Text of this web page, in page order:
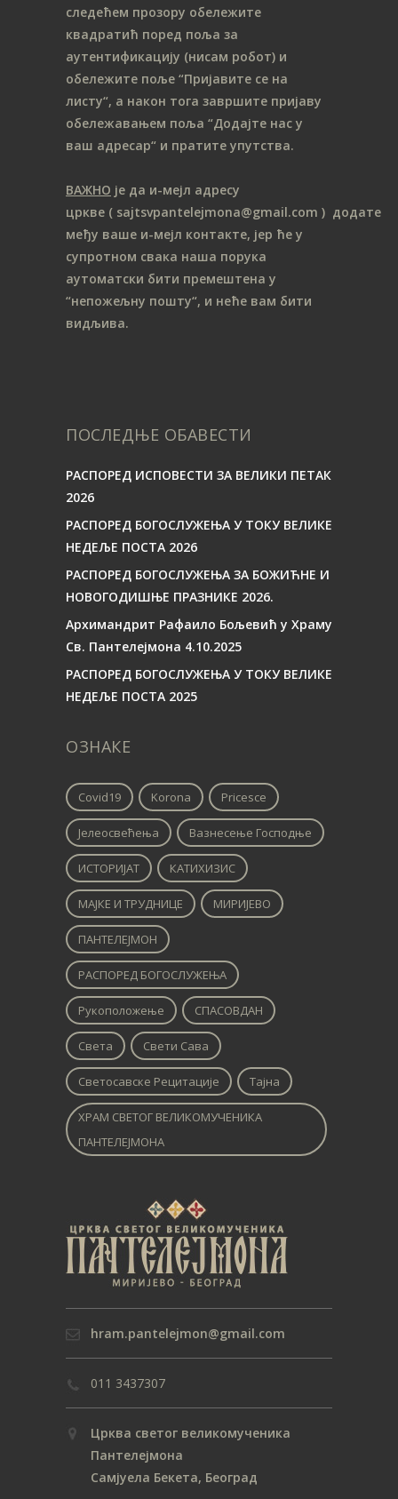
следећем прозору обележите
квадратић поред поља за
аутентификацију (нисам робот) и
обележите поље “Пријавите се на
листу“, а након тога завршите пријаву
обележавањем поља “Додајте нас у
ваш адресар“ и пратите упутства.
ВАЖНО је да и-мејл адресу
цркве ( sajtsvpantelejmona@gmail.com ) додате
међу ваше и-мејл контакте, јер ће у
супротном свака наша порука
аутоматски бити премештена у
“непожељну пошту“, и неће вам бити
видљива.
ПОСЛЕДЊЕ ОБАВЕСТИ
РАСПОРЕД ИСПОВЕСТИ ЗА ВЕЛИКИ ПЕТАК
2026
РАСПОРЕД БОГОСЛУЖЕЊА У ТОКУ ВЕЛИКЕ
НЕДЕЉЕ ПОСТА 2026
РАСПОРЕД БОГОСЛУЖЕЊА ЗА БОЖИЋНЕ И
НОВОГОДИШЊЕ ПРАЗНИКЕ 2026.
Архимандрит Рафаило Бољевић у Храму
Св. Пантелејмона 4.10.2025
РАСПОРЕД БОГОСЛУЖЕЊА У ТОКУ ВЕЛИКЕ
НЕДЕЉЕ ПОСТА 2025
ОЗНАКЕ
Covid19 Korona Pricesce
Јелеосвећења Вазнесење Господње
ИСТОРИЈАТ КАТИХИЗИС
МАЈКЕ И ТРУДНИЦЕ МИРИЈЕВО
ПАНТЕЛЕЈМОН
РАСПОРЕД БОГОСЛУЖЕЊА
Рукоположење СПАСОВДАН
Света Свети Сава
Светосавске Рецитације Тајна
ХРАМ СВЕТОГ ВЕЛИКОМУЧЕНИКА
ПАНТЕЛЕЈМОНА
hram.pantelejmon@gmail.com
011 3437307
Црква светог великомученика
Пантелејмона
Самјуела Бекета, Београд